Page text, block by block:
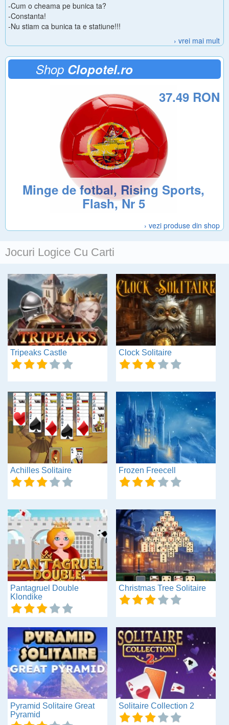
-Cum o cheama pe bunica ta?
-Constanta!
-Nu stiam ca bunica ta e statiune!!!
› vrei mai mult
Shop Clopotel.ro
Minge de fotbal, Rising Sports,
Flash, Nr 5
37.49 RON
› vezi produse din shop
Jocuri Logice Cu Carti
Tripeaks Castle Clock Solitaire
Achilles Solitaire Frozen Freecell
Pantagruel Double
Klondike
Christmas Tree Solitaire
Pyramid Solitaire Great
Pyramid
Solitaire Collection 2